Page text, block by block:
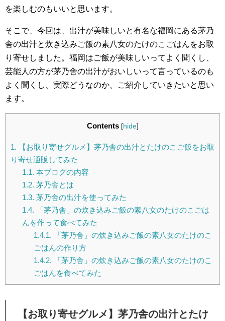
を楽しむのもいいと思います。
そこで、今回は、出汁が美味しいと有名な福岡にある茅乃
舎の出汁と炊き込みご飯の素八女のたけのこごはんをお取
り寄せしました。福岡はご飯が美味しいってよく聞くし、
芸能人の方が茅乃舎の出汁がおいしいって言っているのも
よく聞くし、実際どうなのか、ご紹介していきたいと思い
ます。
Contents [hide]
1. 【お取り寄せグルメ】茅乃舎の出汁とたけのこご飯をお取
り寄せ通販してみた
1.1. 本ブログの内容
1.2. 茅乃舎とは
1.3. 茅乃舎の出汁を使ってみた
1.4. 「茅乃舎」の炊き込みご飯の素八女のたけのこごは
んを作って食べてみた
1.4.1. 「茅乃舎」の炊き込みご飯の素八女のたけのこ
ごはんの作り方
1.4.2. 「茅乃舎」の炊き込みご飯の素八女のたけのこ
ごはんを食べてみた
【お取り寄せグルメ】茅乃舎の出汁とたけ